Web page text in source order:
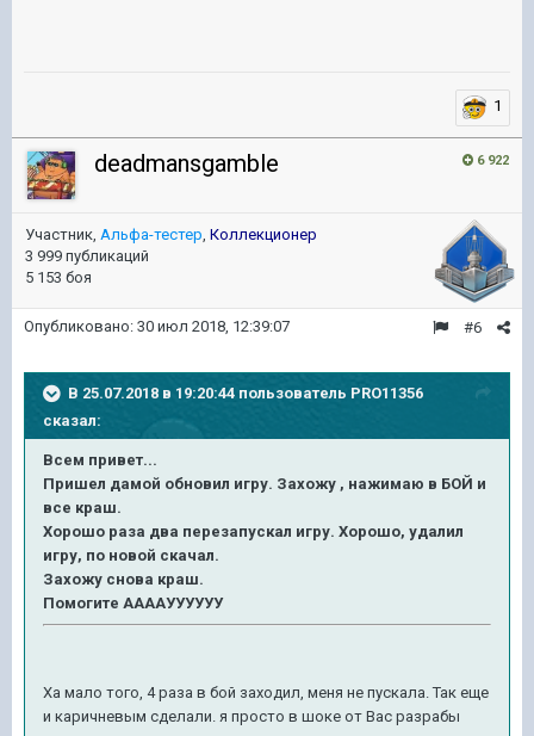
1
6 922
deadmansgamble
Участник, Альфа-тестер, Коллекционер
3 999 публикаций
5 153 боя
#6
Опубликовано: 30 июл 2018, 12:39:07
В 25.07.2018 в 19:20:44 пользователь PRO11356
сказал:
Всем привет...
Пришел дамой обновил игру. Захожу , нажимаю в БОЙ и
все краш.
Хорошо раза два перезапускал игру. Хорошо, удалил
игру, по новой скачал.
Захожу снова краш.
Помогите ААААУУУУУУ
Ха мало того, 4 раза в бой заходил, меня не пускала. Так еще
и каричневым сделали. я просто в шоке от Вас разрабы